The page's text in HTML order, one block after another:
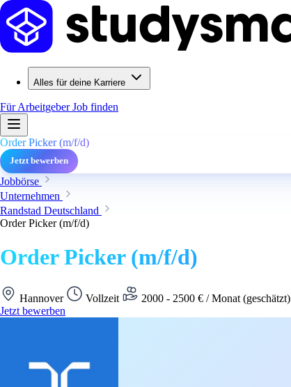
Alles für deine Karriere
Für ArbeitgeberJob finden
Order Picker (m/f/d)
Jetzt bewerben
Jobbörse
Unternehmen
Randstad Deutschland
Order Picker (m/f/d)
Order Picker (m/f/d)
Hannover Vollzeit 2000 - 2500 € / Monat (geschätzt)
Jetzt bewerben